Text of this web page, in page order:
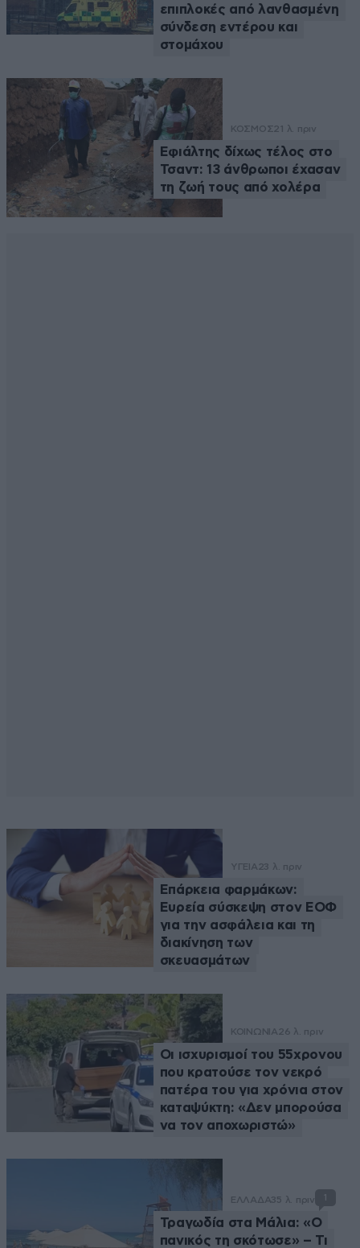
επιπλοκές από λανθασμένη
σύνδεση εντέρου και
στομάχου
ΚΟΣΜΟΣ21 λ. πριν
Εφιάλτης δίχως τέλος στο
Τσαντ: 13 άνθρωποι έχασαν
τη ζωή τους από χολέρα
ΥΓΕΙΑ 23 λ. πριν
Επάρκεια φαρμάκων:
Ευρεία σύσκεψη στον ΕΟΦ
για την ασφάλεια και τη
διακίνηση των
σκευασμάτων
ΚΟΙΝΩΝΙΑ 26 λ. πριν
Οι ισχυρισμοί του 55χρονου
που κρατούσε τον νεκρό
πατέρα του για χρόνια στον
καταψύκτη: «Δεν μπορούσα
να τον αποχωριστώ»
ΕΛΛΑΔΑ35 λ. πριν 1
Τραγωδία στα Μάλια: «Ο
πανικός τη σκότωσε» – Τι